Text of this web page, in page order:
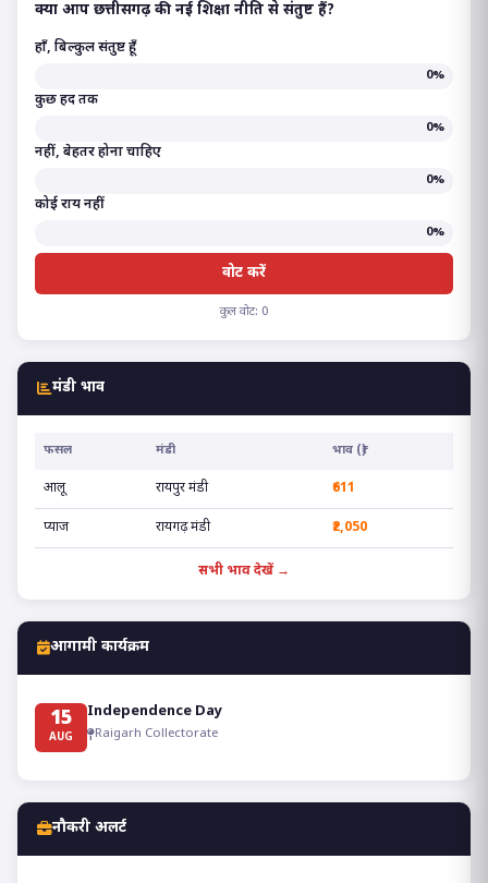
क्या आप छत्तीसगढ़ की नई शिक्षा नीति से संतुष्ट हैं?
हाँ, बिल्कुल संतुष्ट हूँ
0%
कुछ हद तक
0%
नहीं, बेहतर होना चाहिए
0%
कोई राय नहीं
0%
वोट करें
कुल वोट: 0
मंडी भाव
फसल मंडी भाव (₹)
आलू रायपुर मंडी ₹611
प्याज रायगढ़ मंडी ₹2,050
सभी भाव देखें →
आगामी कार्यक्रम
15
AUG
Independence Day
Raigarh Collectorate
नौकरी अलर्ट